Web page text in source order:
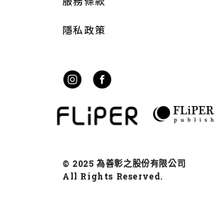
隱私政策
© 2025 為善彰之股份有限公司
All Rights Reserved.